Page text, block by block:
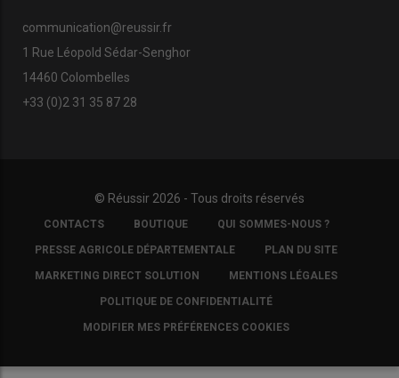
communication@reussir.fr
1 Rue Léopold Sédar-Senghor
14460 Colombelles
+33 (0)2 31 35 87 28
© Réussir 2026 - Tous droits réservés
FOOTER
COPYRIGHT
CONTACTS BOUTIQUE QUI SOMMES-NOUS ?
PRESSE AGRICOLE DÉPARTEMENTALE PLAN DU SITE
MARKETING DIRECT SOLUTION MENTIONS LÉGALES
POLITIQUE DE CONFIDENTIALITÉ
MODIFIER MES PRÉFÉRENCES COOKIES